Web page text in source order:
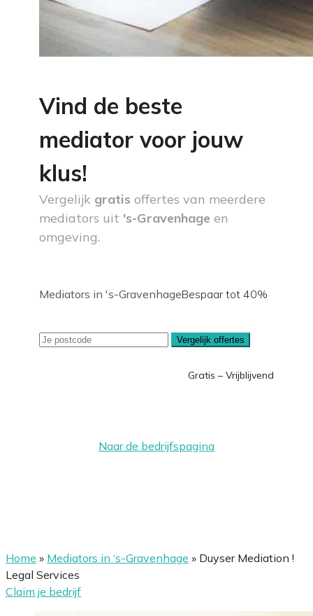
Vind de beste
mediator voor jouw
klus!
Vergelijk gratis offertes van meerdere
mediators uit 's-Gravenhage en
omgeving.
Mediators in 's-GravenhageBespaar tot 40%
Vergelijk offertes
Gratis – Vrijblijvend
Naar de bedrijfspagina
Home » Mediators in ‘s-Gravenhage » Duyser Mediation !
Legal Services
Claim je bedrijf